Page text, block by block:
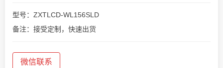
型号：ZXTLCD-WL156SLD
备注：接受定制，快速出货
微信联系